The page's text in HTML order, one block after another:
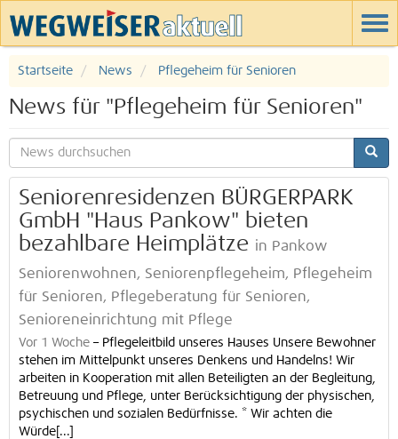
Startseite News Pflegeheim für Senioren
News für "Pflegeheim für Senioren"
Seniorenresidenzen BÜRGERPARK
GmbH "Haus Pankow" bieten
bezahlbare Heimplätze in Pankow
Seniorenwohnen, Seniorenpflegeheim, Pflegeheim
für Senioren, Pflegeberatung für Senioren,
Senioreneinrichtung mit Pflege
Vor 1 Woche – Pflegeleitbild unseres Hauses Unsere Bewohner
stehen im Mittelpunkt unseres Denkens und Handelns! Wir
arbeiten in Kooperation mit allen Beteiligten an der Begleitung,
Betreuung und Pflege, unter Berücksichtigung der physischen,
psychischen und sozialen Bedürfnisse. * Wir achten die
Würde[...]